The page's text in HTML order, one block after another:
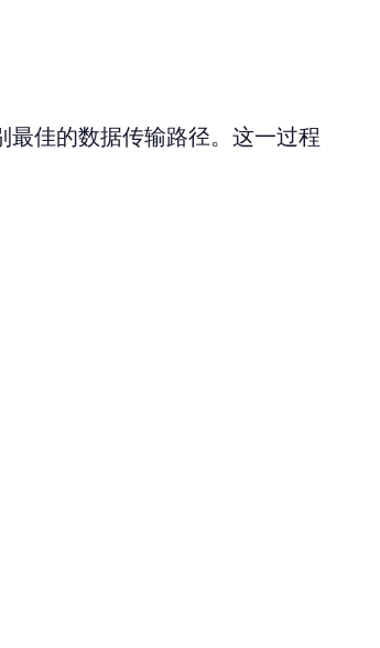
佳的数据传输路径。这一过程